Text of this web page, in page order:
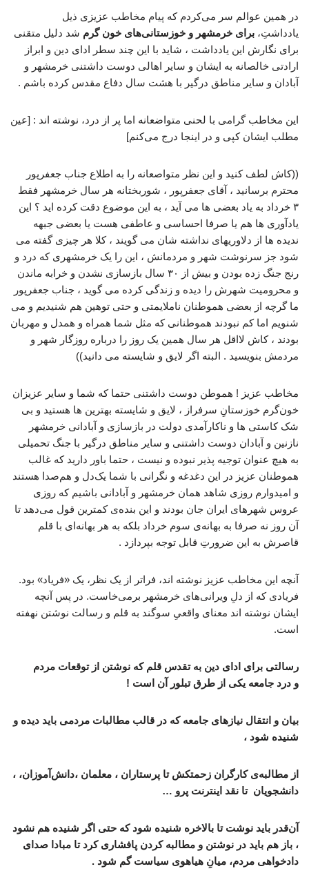
در همین عوالم سر می‌کردم که پیام مخاطب عزیزی ذیل
یادداشتِ، برای خرمشهر و خوزستانی‌های خون گرم شد دلیل متقنی
برای نگارش این یادداشت ، شاید با این چند سطر ادای دین و ابراز
ارادتی خالصانه‌ به ایشان و سایر اهالی دوست داشتنی خرمشهر و
آبادان و سایر مناطق درگیر با هشت سال دفاع مقدس کرده باشم .
این مخاطب گرامی با لحنی متواضعانه اما پر از درد، نوشته اند : [عین
مطلب ایشان کپی و در اینجا درج می‌کنم]
((کاش لطف کنید و این نظر متواصعانه را به اطلاع جناب جعفرپور
محترم برسانید ، آقای جعفرپور ، شوربختانه هر سال خرمشهر فقط
۳ خرداد به یاد بعضی ها می آید ، به این موضوع دقت کرده اید ؟ این
یادآوری ها هم یا صرفا احساسی و عاطفی هست یا بعضی جبهه
ندیده ها از دلاوریهای نداشته شان می گویند ، کلا هر چیزی گفته می
شود جز سرنوشت شهر و مردمانش ، این را یک خرمشهری که درد و
رنج جنگ زده بودن و بیش از ۳۰ سال بازسازی نشدن و خرابه ماندن
و محرومیت شهرش را دیده و زندگی کرده می گوید ، جناب جعفرپور
ما گرچه از بعضی هموطنان ناملایمتی و حتی توهین هم شنیدیم و می
شنویم اما کم نبودند هموطنانی که مثل شما همراه و همدل و مهربان
بودند ، کاش لااقل هر سال همین یک روز را درباره روزگار شهر و
مردمش بنویسید . البته اگر لایق و شایسته می دانید))
مخاطب عزیز ! هموطن دوست داشتنی حتما که شما و سایر عزیزان
خون‌گرم خوزستانِ سرفراز ، لایق و شایسته بهترین ها هستید و بی
شک کاستی ها و ناکارآمدی دولت در بازسازی و آبادانی خرمشهر
نازنین و آبادان دوست داشتنی و سایر مناطق درگیر با جنگ تحمیلی
به هیچ عنوان توجیه پذیر نبوده و نیست ، حتما باور دارید که غالب
هموطنان عزیز در این دغدغه و نگرانی با شما یک‌دل و هم‌صدا هستند
و امیدوارم روزی شاهد همان خرمشهر و آبادانی باشیم که روزی
عروس شهرهای ایران جان بودند و این بنده‌ی کمترین قول می‌دهد تا
آن روز نه صرفا به بهانه‌ی سوم خرداد بلکه به هر بهانه‌ای با قلم
قاصرش به این ضرورتِ قابل توجه بپردازد .
آنچه این مخاطب عزیز نوشته اند، فراتر از یک نظر، یک «فریاد» بود.
فریادی که از دلِ ویرانی‌های خرمشهر برمی‌خاست. در پس آنچه
ایشان نوشته اند معنای واقعیِ سوگند به قلم و رسالت نوشتن نهفته
است.
رسالتی برای ادای دین به تقدس قلم که نوشتن از توقعات مردم
و درد جامعه یکی از طرق تبلور آن است !
بیان و انتقال نیازهای جامعه که در قالب مطالبات مردمی باید دیده و
شنیده شود ،
از مطالبه‌ی کارگران زحمتکش تا پرستاران ، معلمان ،دانش‌آموزان، ،
دانشجویان تا نقد اینترنت پرو …
آن‌قدر باید نوشت تا بالاخره شنیده شود که حتی اگر شنیده هم نشود
، باز هم باید در نوشتن و مطالبه کردن پافشاری کرد تا مبادا صدای
دادخواهی مردم، میانِ هیاهوی سیاست گم شود .